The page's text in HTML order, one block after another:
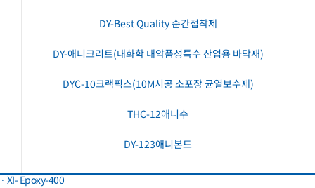
DY-Best Quality 순간접착제
DY-애니크리트(내화학 내약품성특수 산업용 바닥재)
DYC-10크랙픽스(10M시공 소포장 균열보수제)
THC-12애니수
DY-123애니본드
· XI- Epoxy-400